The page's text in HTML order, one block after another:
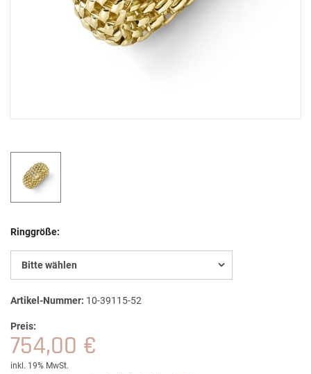
Ringgröße:
Bitte wählen
Artikel-Nummer: 10-39115-52
Preis:
754,00 €
inkl. 19% MwSt.